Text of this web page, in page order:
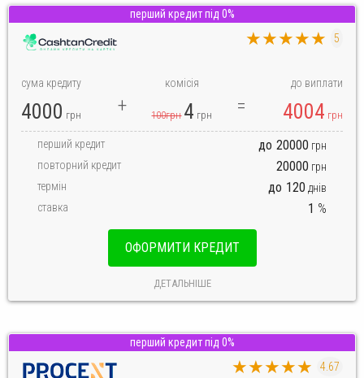
★★★★★ 5
до виплати
4004 грн
сума кредиту
4000 грн
комісія
100грн 4 грн
перший кредит до 20000 грн
повторний кредит
20000 грн
термін
до 120 днів
ставка
1 %
перший кредит під 0%
ОФОРМИТИ КРЕДИТ
ДЕТАЛЬНІШЕ
★★★★★ 4.67
перший кредит під 0%